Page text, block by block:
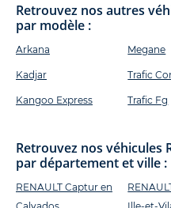
Retrouvez nos autres
par modèle :
Arkana
Kadjar
Kangoo Express
Megane
Trafic
Trafic Fg
Retrouvez nos véhicules
par département et ville :
RENAULT Captur en